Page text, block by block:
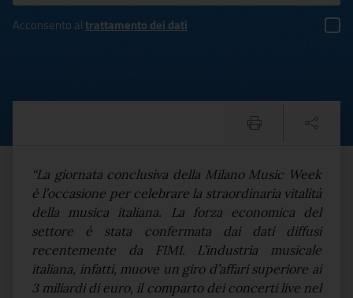
Acconsento altrattamento dei dati
Milano Music Week,
Testo del comunicato
“La giornata conclusiva della Milano Music Week
è l’occasione per celebrare la straordinaria vitalità
della musica italiana. La forza economica del
settore è stata confermata dai dati diffusi
recentemente da FIMI. L’industria musicale
italiana, infatti, muove un giro d’affari superiore ai
3 miliardi di euro, il comparto dei concerti live nel